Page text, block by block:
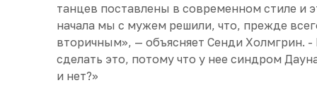
танцев поставлены в современном стиле и
начала мы с мужем решили, что, прежде
вторичным», — объясняет Сенди Холмгрин.
сделать это, потому что у нее синдром
и нет?»